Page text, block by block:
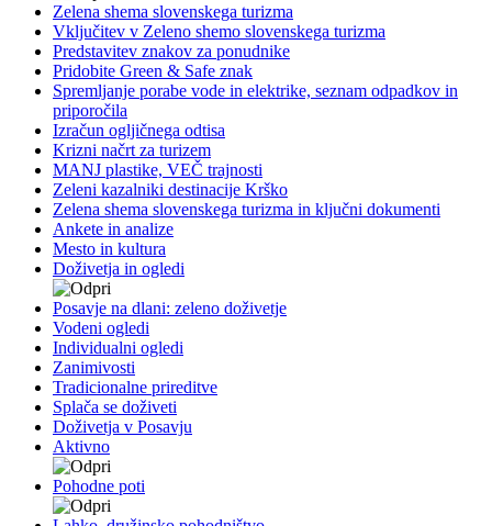
Zelena shema slovenskega turizma
Vključitev v Zeleno shemo slovenskega turizma
Predstavitev znakov za ponudnike
Pridobite Green & Safe znak
Spremljanje porabe vode in elektrike, seznam odpadkov in
priporočila
Izračun ogljičnega odtisa
Krizni načrt za turizem
MANJ plastike, VEČ trajnosti
Zeleni kazalniki destinacije Krško
Zelena shema slovenskega turizma in ključni dokumenti
Ankete in analize
Mesto in kultura
Doživetja in ogledi
Posavje na dlani: zeleno doživetje
Vodeni ogledi
Individualni ogledi
Zanimivosti
Tradicionalne prireditve
Splača se doživeti
Doživetja v Posavju
Aktivno
Pohodne poti